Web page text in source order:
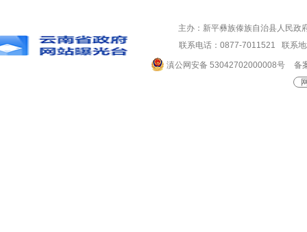
主办：新平彝族傣族自治县人民
联系电话：0877-7011521 联系
滇公网安备 53042702000008号
备